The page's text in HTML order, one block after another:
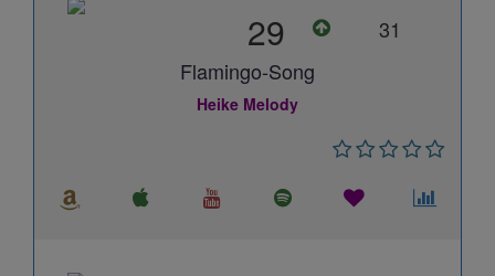
29
31
Flamingo-Song
Heike Melody